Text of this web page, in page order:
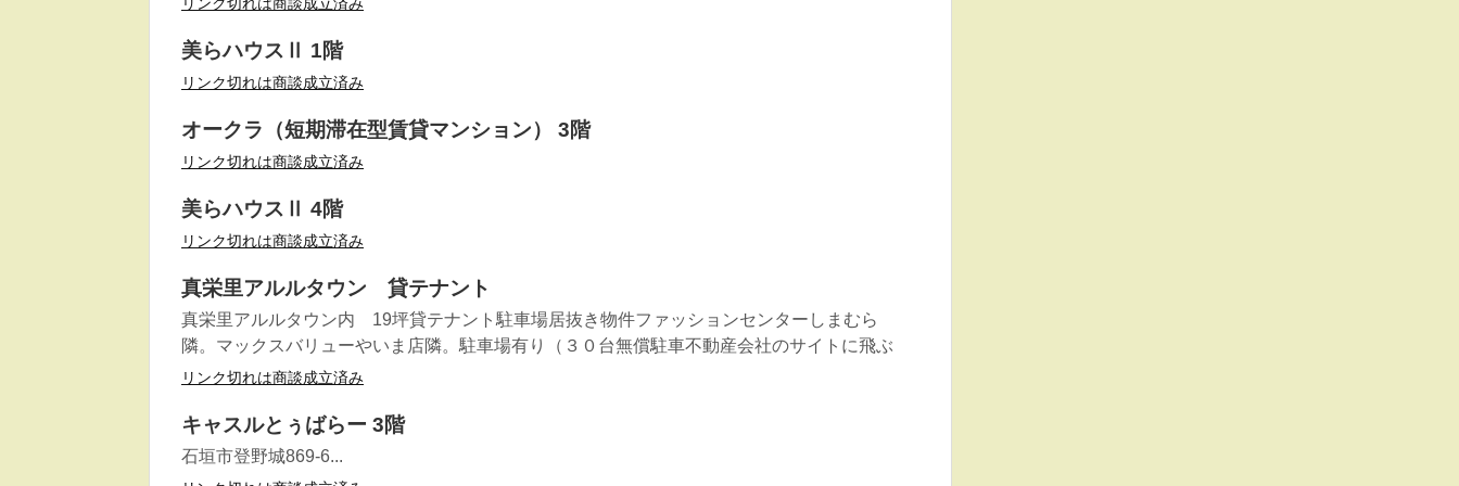
リンク切れは商談成立済み
美らハウスⅡ 1階
リンク切れは商談成立済み
オークラ（短期滞在型賃貸マンション） 3階
リンク切れは商談成立済み
美らハウスⅡ 4階
リンク切れは商談成立済み
真栄里アルルタウン 貸テナント
真栄里アルルタウン内 19坪貸テナント駐車場居抜き物件ファッションセンターしまむら
隣。マックスバリューやいま店隣。駐車場有り（３０台無償駐車不動産会社のサイトに飛ぶ
リンク切れは商談成立済み
キャスルとぅばらー 3階
石垣市登野城869-6...